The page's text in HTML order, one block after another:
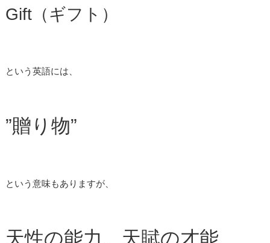
Gift（ギフト）
という英語には、
”贈り物”
という意味もありますが、
天性の能力、天賦の才能